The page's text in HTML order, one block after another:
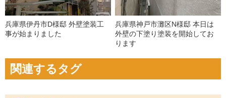
兵庫県伊丹市D様邸 外壁塗装工
事が始まりました
兵庫県神戸市灘区N様邸 本日は
外壁の下塗り塗装を開始してお
ります
関連するタグ